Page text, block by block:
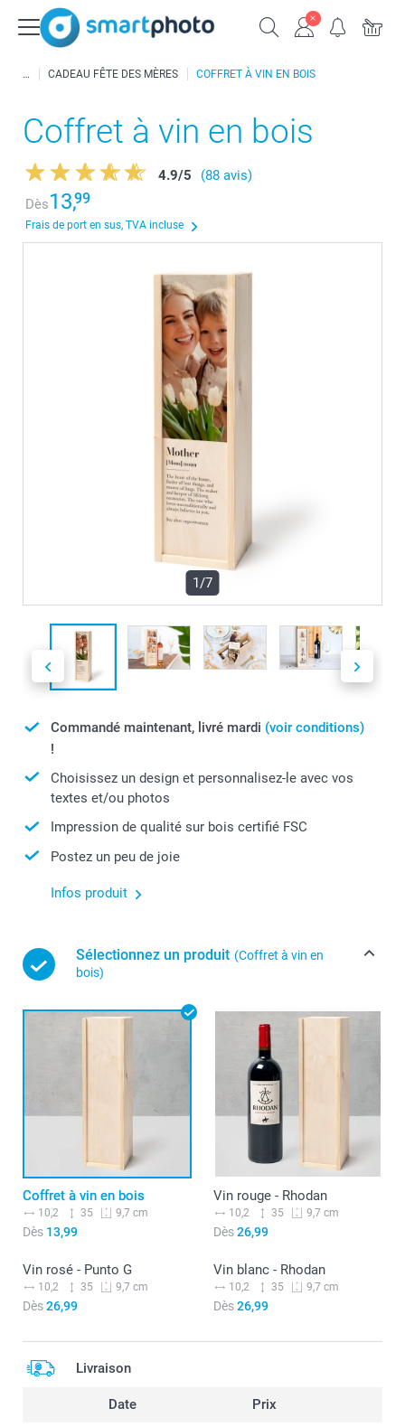
CADEAU FÊTE DES MÈRES COFFRET À VIN EN BOIS
Coffret à vin en bois
4.9/5
(88 avis)
Dès13,99
Frais de port en sus, TVA incluse
1/7
Commandé maintenant, livré mardi (voir conditions)
!
Choisissez un design et personnalisez-le avec vos
textes et/ou photos
Impression de qualité sur bois certifié FSC
Postez un peu de joie
Infos produit
Sélectionnez un produit (Coffret à vin en
bois)
Coffret à vin en bois
10,2 35 9,7 cm
Dès 13,99
Vin rouge - Rhodan
10,2 35 9,7 cm
Dès26,99
Vin rosé - Punto G
10,2 35 9,7 cm
Dès26,99
Vin blanc - Rhodan
10,2 35 9,7 cm
Dès26,99
Livraison
Date Prix